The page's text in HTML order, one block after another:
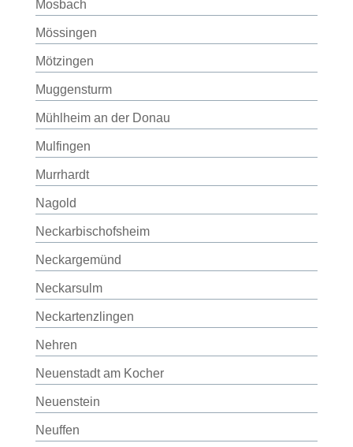
Mosbach
Mössingen
Mötzingen
Muggensturm
Mühlheim an der Donau
Mulfingen
Murrhardt
Nagold
Neckarbischofsheim
Neckargemünd
Neckarsulm
Neckartenzlingen
Nehren
Neuenstadt am Kocher
Neuenstein
Neuffen